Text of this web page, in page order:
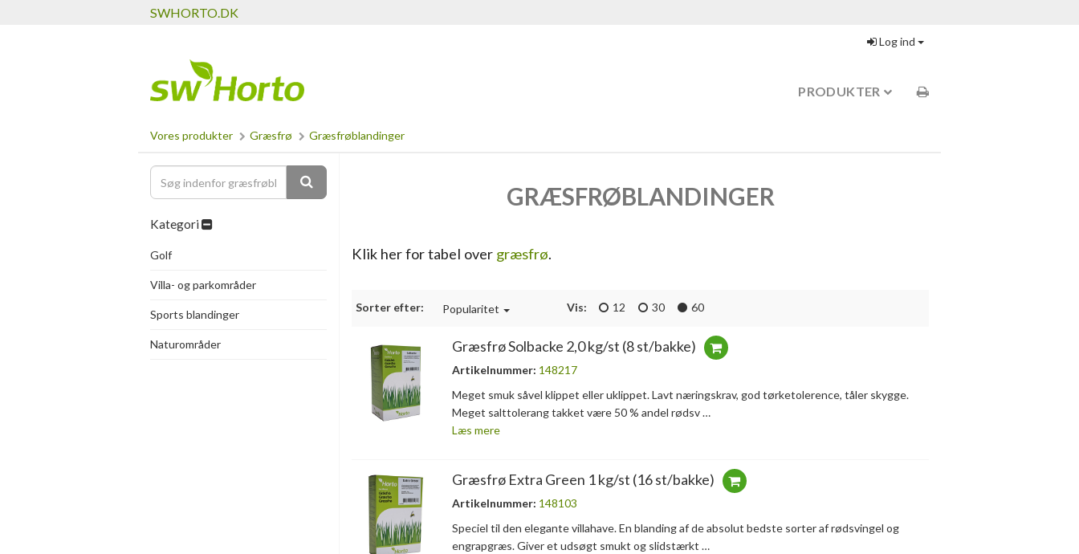
SWHORTO.DK
Log ind
PRODUKTER
Vores produkter Græsfrø Græsfrøblandinger
Kategori
Golf
Villa- og parkområder
Sports blandinger
Naturområder
GRÆSFRØBLANDINGER
Klik her for tabel over græsfrø.
Sorter efter: Popularitet Vis: 12 30 60
Græsfrø Solbacke 2,0 kg/st (8 st/bakke)
Artikelnummer: 148217
Meget smuk såvel klippet eller uklippet. Lavt næringskrav, god tørketolerence, tåler skygge.
Meget salttolerang takket være 50 % andel rødsv …
Læs mere
Græsfrø Extra Green 1 kg/st (16 st/bakke)
Artikelnummer: 148103
Speciel til den elegante villahave. En blanding af de absolut bedste sorter af rødsvingel og
engrapgræs. Giver et udsøgt smukt og slidstærkt …